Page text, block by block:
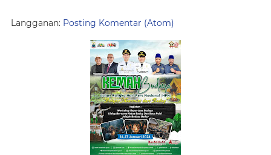
Langganan: Posting Komentar (Atom)